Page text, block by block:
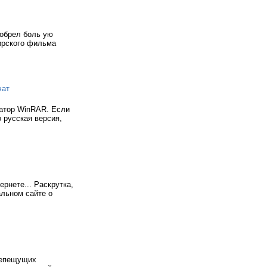
боль ую
фильма
WinRAR. Если
версия,
Раскрутка,
сайте о